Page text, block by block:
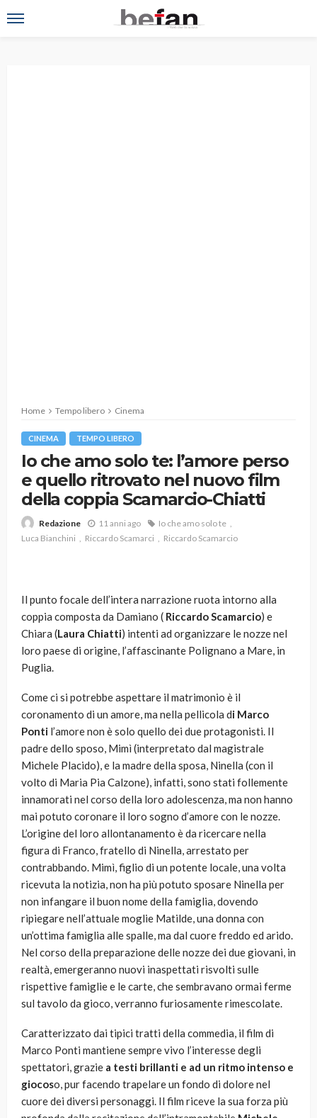
Home Tempo libero Cinema
CINEMA TEMPO LIBERO
Io che amo solo te: l’amore perso
e quello ritrovato nel nuovo film
della coppia Scamarcio-Chiatti
Redazione 11 anni ago
Io che amo solo te
Luca Bianchini
Riccardo Scamarci Riccardo Scamarcio
Il punto focale dell’intera narrazione ruota intorno alla
coppia composta da Damiano ( Riccardo Scamarcio) e
Chiara (Laura Chiatti) intenti ad organizzare le nozze nel
loro paese di origine, l’affascinante Polignano a Mare, in
Puglia.
Come ci si potrebbe aspettare il matrimonio è il
coronamento di un amore, ma nella pellicola di Marco
Ponti l’amore non è solo quello dei due protagonisti. Il
padre dello sposo, Mimì (interpretato dal magistrale
Michele Placido), e la madre della sposa, Ninella (con il
volto di Maria Pia Calzone), infatti, sono stati follemente
innamorati nel corso della loro adolescenza, ma non hanno
mai potuto coronare il loro sogno d’amore con le nozze.
L’origine del loro allontanamento è da ricercare nella
figura di Franco, fratello di Ninella, arrestato per
contrabbando. Mimì, figlio di un potente locale, una volta
ricevuta la notizia, non ha più potuto sposare Ninella per
non infangare il buon nome della famiglia, dovendo
ripiegare nell’attuale moglie Matilde, una donna con
un’ottima famiglia alle spalle, ma dal cuore freddo ed arido.
Nel corso della preparazione delle nozze dei due giovani, in
realtà, emergeranno nuovi inaspettati risvolti sulle
rispettive famiglie e le carte, che sembravano ormai ferme
sul tavolo da gioco, verranno furiosamente rimescolate.
Caratterizzato dai tipici tratti della commedia, il film di
Marco Ponti mantiene sempre vivo l’interesse degli
spettatori, grazie a testi brillanti e ad un ritmo intenso e
giocoso, pur facendo trapelare un fondo di dolore nel
cuore dei diversi personaggi. Il film riceve la sua forza più